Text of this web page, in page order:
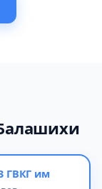
ГВКГ им